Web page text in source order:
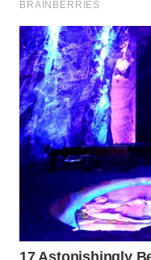
Wahana
Media
Group
WAHANA
NEWS
WAHANA
TANI
WAHANA
ADVOKAT